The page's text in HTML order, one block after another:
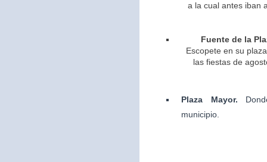
a la cual antes iban
Fuente de la
Escopete en su
las fiestas de
Plaza Mayor.
municipio.